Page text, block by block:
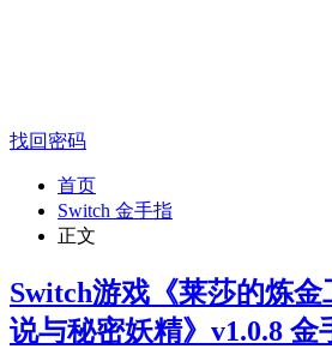
找回密码
首页
Switch 金手指
正文
Switch游戏《莱莎的炼
说与秘密妖精》v1.0.8 金